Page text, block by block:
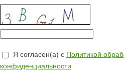
Я согласен(а) с Политикой
конфиденциальности